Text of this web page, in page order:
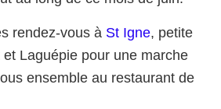
rendez-vous à St Igne, petite
Laguépie pour une marche
ensemble au restaurant de